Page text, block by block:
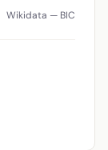
Wikidata — BIC